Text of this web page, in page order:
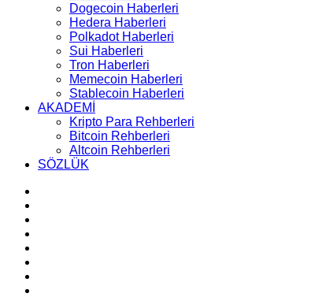
Dogecoin Haberleri
Hedera Haberleri
Polkadot Haberleri
Sui Haberleri
Tron Haberleri
Memecoin Haberleri
Stablecoin Haberleri
AKADEMİ
Kripto Para Rehberleri
Bitcoin Rehberleri
Altcoin Rehberleri
SÖZLÜK